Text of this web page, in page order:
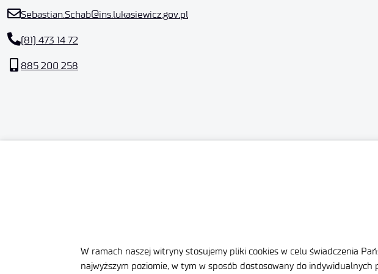
W ramach naszej witryny stosujemy pliki cookies w celu świadczenia
najwyższym poziomie, w tym w sposób dostosowany do indywidualnych
Sebastian.Schab@ins.lukasiewicz.gov.pl
(81) 473 14 72
885 200 258
24-110 Puławy
NIP: 716-000-20-98